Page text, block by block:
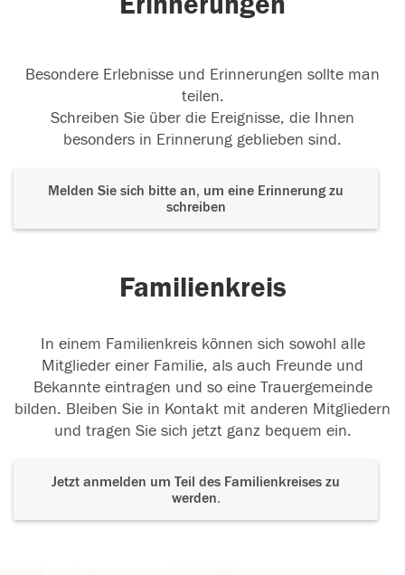
Besondere Erlebnisse und Erinnerungen sollte man
teilen.
Schreiben Sie über die Ereignisse, die Ihnen
besonders in Erinnerung geblieben sind.
Melden Sie sich bitte an, um eine Erinnerung zu
schreiben
Familienkreis
In einem Familienkreis können sich sowohl alle
Mitglieder einer Familie, als auch Freunde und
Bekannte eintragen und so eine Trauergemeinde
bilden. Bleiben Sie in Kontakt mit anderen Mitgliedern
und tragen Sie sich jetzt ganz bequem ein.
Jetzt anmelden um Teil des Familienkreises zu
werden.